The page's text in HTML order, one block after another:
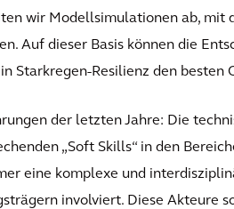
wir Modellsimulationen ab,
Auf dieser Basis können die
Starkregen-Resilienz den besten
der letzten Jahre: Die
„Soft Skills“ in den
eine komplexe und
involviert. Diese Akteure